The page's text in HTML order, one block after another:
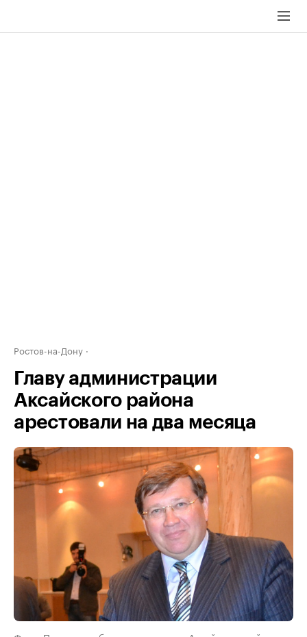
Ростов-на-Дону
Главу администрации
Аксайского района
арестовали на два месяца